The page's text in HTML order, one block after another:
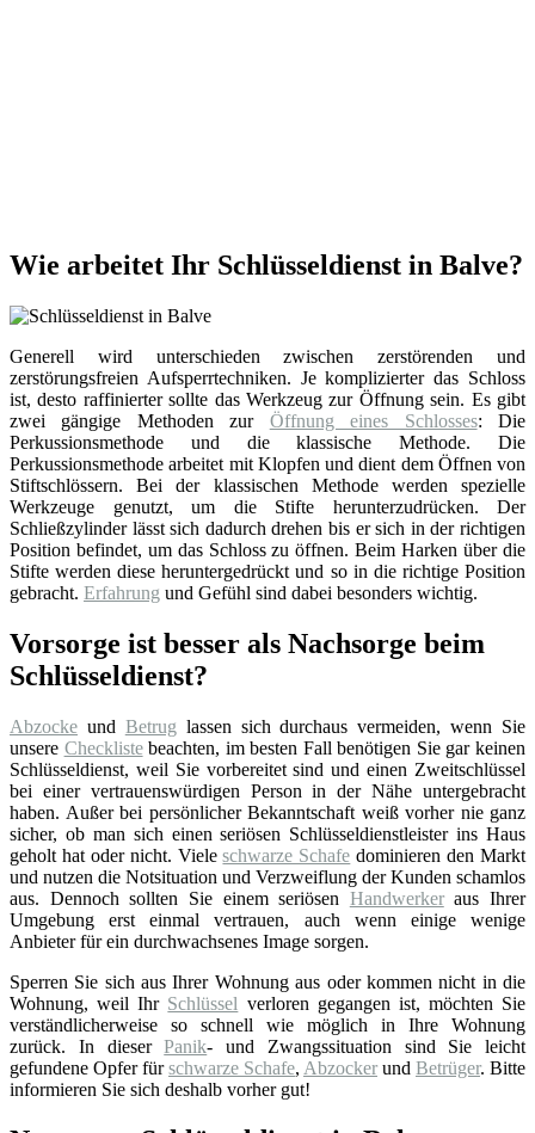
Wie arbeitet Ihr Schlüsseldienst in Balve?
Generell wird unterschieden zwischen zerstörenden und
zerstörungsfreien Aufsperrtechniken. Je komplizierter das Schloss
ist, desto raffinierter sollte das Werkzeug zur Öffnung sein. Es gibt
zwei gängige Methoden zur Öffnung eines Schlosses: Die
Perkussionsmethode und die klassische Methode. Die
Perkussionsmethode arbeitet mit Klopfen und dient dem Öffnen von
Stiftschlössern. Bei der klassischen Methode werden spezielle
Werkzeuge genutzt, um die Stifte herunterzudrücken. Der
Schließzylinder lässt sich dadurch drehen bis er sich in der richtigen
Position befindet, um das Schloss zu öffnen. Beim Harken über die
Stifte werden diese heruntergedrückt und so in die richtige Position
gebracht. Erfahrung und Gefühl sind dabei besonders wichtig.
Vorsorge ist besser als Nachsorge beim
Schlüsseldienst?
Abzocke und Betrug lassen sich durchaus vermeiden, wenn Sie
unsere Checklistebeachten, im besten Fall benötigen Sie gar keinen
Schlüsseldienst, weil Sie vorbereitet sind und einen Zweitschlüssel
bei einer vertrauenswürdigen Person in der Nähe untergebracht
haben. Außer bei persönlicher Bekanntschaft weiß vorher nie ganz
sicher, ob man sich einen seriösen Schlüsseldienstleister ins Haus
geholt hat oder nicht. Vieleschwarze Schafe dominieren den Markt
und nutzen die Notsituation und Verzweiflung der Kunden schamlos
aus. Dennoch sollten Sie einem seriösen Handwerkeraus Ihrer
Umgebung erst einmal vertrauen, auch wenn einige wenige
Anbieter für ein durchwachsenes Image sorgen.
Sperren Sie sich aus Ihrer Wohnung aus oder kommen nicht in die
Wohnung, weil Ihr Schlüssel verloren gegangen ist, möchten Sie
verständlicherweise so schnell wie möglich in Ihre Wohnung
zurück. In dieserPanik- und Zwangssituation sind Sie leicht
gefundene Opfer fürschwarze Schafe, Abzocker und Betrüger. Bitte
informieren Sie sich deshalb vorher gut!